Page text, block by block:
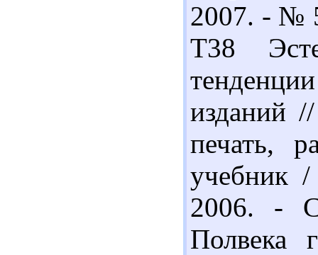
2007. - №
Т38
изданий
печать,
учебник
2006. -
Полвека